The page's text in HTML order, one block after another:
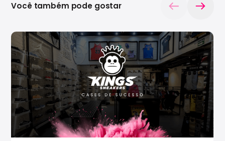
Você também pode gostar